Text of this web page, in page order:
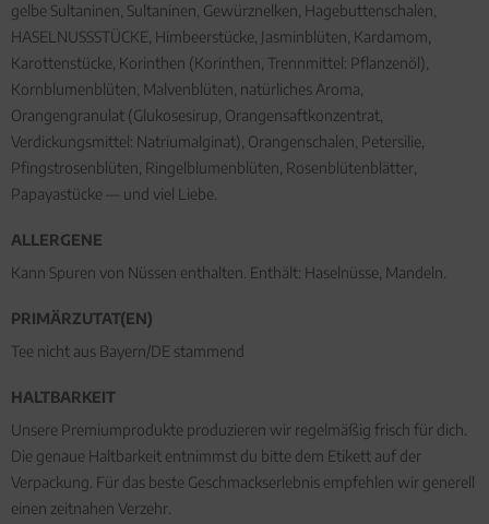
gelbe Sultaninen, Sultaninen, Gewürznelken, Hagebuttenschalen,
HASELNUSSSTÜCKE, Himbeerstücke, Jasminblüten, Kardamom,
Karottenstücke, Korinthen (Korinthen, Trennmittel: Pflanzenöl),
Kornblumenblüten, Malvenblüten, natürliches Aroma,
Orangengranulat (Glukosesirup, Orangensaftkonzentrat,
Verdickungsmittel: Natriumalginat), Orangenschalen, Petersilie,
Pfingstrosenblüten, Ringelblumenblüten, Rosenblütenblätter,
Papayastücke — und viel Liebe.
ALLERGENE
Kann Spuren von Nüssen enthalten. Enthält: Haselnüsse, Mandeln.
PRIMÄRZUTAT(EN)
Tee nicht aus Bayern/DE stammend
HALTBARKEIT
Unsere Premiumprodukte produzieren wir regelmäßig frisch für dich.
Die genaue Haltbarkeit entnimmst du bitte dem Etikett auf der
Verpackung. Für das beste Geschmackserlebnis empfehlen wir generell
einen zeitnahen Verzehr.